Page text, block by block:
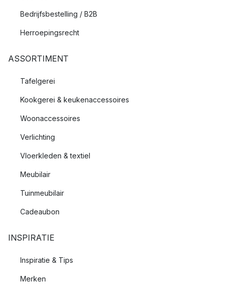
Bedrijfsbestelling / B2B
Herroepingsrecht
ASSORTIMENT
Tafelgerei
Kookgerei & keukenaccessoires
Woonaccessoires
Verlichting
Vloerkleden & textiel
Meubilair
Tuinmeubilair
Cadeaubon
INSPIRATIE
Inspiratie & Tips
Merken